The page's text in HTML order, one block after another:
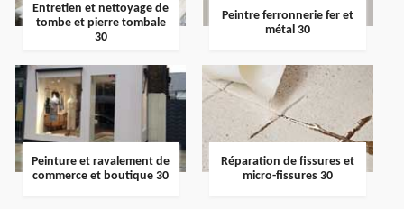
Entretien et nettoyage de
tombe et pierre tombale
30
Peintre ferronnerie fer et
métal 30
Peinture et ravalement de
commerce et boutique 30
Réparation de fissures et
micro-fissures 30